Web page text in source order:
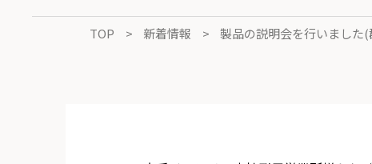
TOP 新着情報 製品の説明会を行いました(